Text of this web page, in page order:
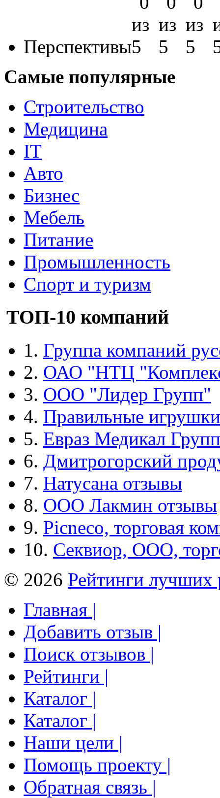
Перспективы
Самые популярные
Строительство
Медицина
IT
Авто
Бизнес
Мебель
Питание
Промышленность
Спорт и туризм
ТОП-10 компаний
1. Группа компаний
2. ОАО "НТЦ
3. ООО "Лидер Групп"
4. Правильные игрушки
5. Евраз Медикал Групп
6. Дмитрогорский
7. Натусана отзывы
8. ООО Лакмин отзывы
9. Picneco, торговая
10. Секвиор, ООО,
© 2026 Рейтинги лучших
Главная |
Добавить отзыв |
Поиск отзывов |
Рейтинги |
Каталог |
Каталог |
Наши цели |
Помощь проекту |
Обратная связь |